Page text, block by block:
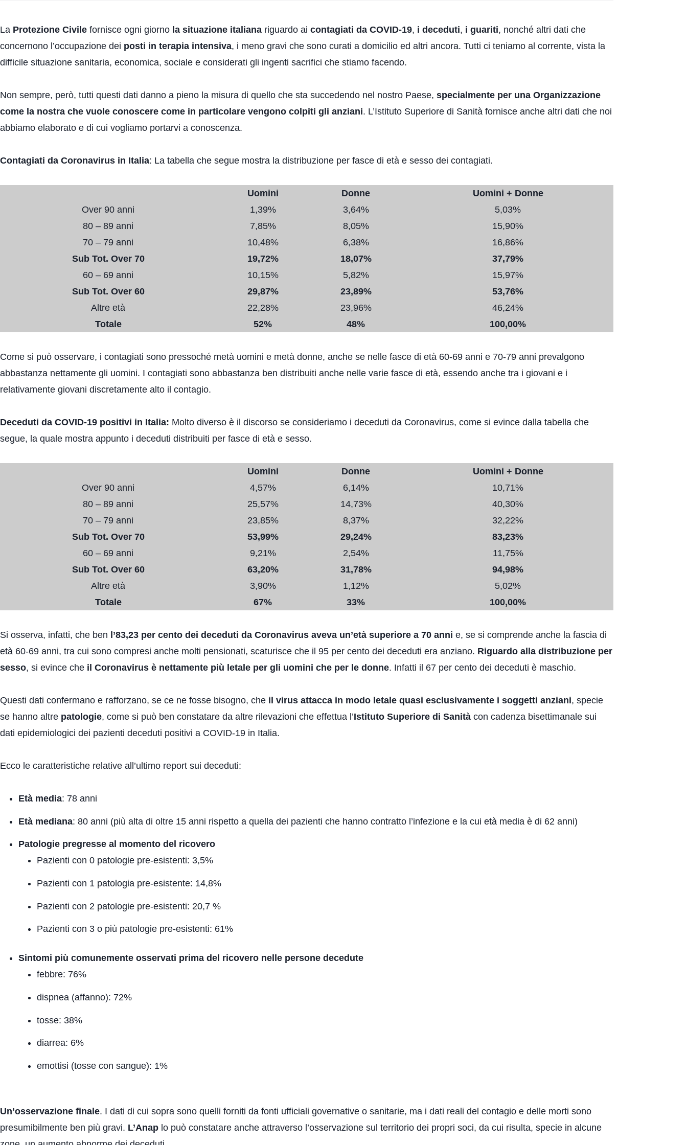
La Protezione Civile fornisce ogni giorno la situazione italiana riguardo ai contagiati da COVID-19, i deceduti, i guariti, nonché altri dati che
concernono l’occupazione dei posti in terapia intensiva, i meno gravi che sono curati a domicilio ed altri ancora. Tutti ci teniamo al corrente, vista la
difficile situazione sanitaria, economica, sociale e considerati gli ingenti sacrifici che stiamo facendo.
Non sempre, però, tutti questi dati danno a pieno la misura di quello che sta succedendo nel nostro Paese, specialmente per una Organizzazione
come la nostra che vuole conoscere come in particolare vengono colpiti gli anziani. L’Istituto Superiore di Sanità fornisce anche altri dati che noi
abbiamo elaborato e di cui vogliamo portarvi a conoscenza.
Contagiati da Coronavirus in Italia: La tabella che segue mostra la distribuzione per fasce di età e sesso dei contagiati.
Uomini Donne
Uomini + Donne
Over 90 anni
1,39% 3,64%
5,03%
80 – 89 anni
7,85% 8,05%
15,90%
70 – 79 anni
10,48% 6,38%
16,86%
Sub Tot. Over 70
19,72% 18,07%
37,79%
60 – 69 anni
10,15% 5,82%
15,97%
Sub Tot. Over 60
29,87% 23,89%
53,76%
Altre età
22,28% 23,96%
46,24%
Totale
52% 48% 100,00%
Come si può osservare, i contagiati sono pressoché metà uomini e metà donne, anche se nelle fasce di età 60-69 anni e 70-79 anni prevalgono
abbastanza nettamente gli uomini. I contagiati sono abbastanza ben distribuiti anche nelle varie fasce di età, essendo anche tra i giovani e i
relativamente giovani discretamente alto il contagio.
Deceduti da COVID-19 positivi in Italia: Molto diverso è il discorso se consideriamo i deceduti da Coronavirus, come si evince dalla tabella che
segue, la quale mostra appunto i deceduti distribuiti per fasce di età e sesso.
Uomini Donne
Uomini + Donne
Over 90 anni
4,57% 6,14%
10,71%
80 – 89 anni
25,57% 14,73%
40,30%
70 – 79 anni
23,85% 8,37%
32,22%
Sub Tot. Over 70
53,99% 29,24%
83,23%
60 – 69 anni
9,21% 2,54%
11,75%
Sub Tot. Over 60
63,20% 31,78%
94,98%
Altre età
3,90% 1,12%
5,02%
Totale
67% 33% 100,00%
Si osserva, infatti, che ben l’83,23 per cento dei deceduti da Coronavirus aveva un’età superiore a 70 anni e, se si comprende anche la fascia di
età 60-69 anni, tra cui sono compresi anche molti pensionati, scaturisce che il 95 per cento dei deceduti era anziano. Riguardo alla distribuzione per
sesso, si evince che il Coronavirus è nettamente più letale per gli uomini che per le donne. Infatti il 67 per cento dei deceduti è maschio.
Questi dati confermano e rafforzano, se ce ne fosse bisogno, che il virus attacca in modo letale quasi esclusivamente i soggetti anziani, specie
se hanno altre patologie, come si può ben constatare da altre rilevazioni che effettua l’Istituto Superiore di Sanità con cadenza bisettimanale sui
dati epidemiologici dei pazienti deceduti positivi a COVID-19 in Italia.
Ecco le caratteristiche relative all’ultimo report sui deceduti:
Età media: 78 anni
Età mediana: 80 anni (più alta di oltre 15 anni rispetto a quella dei pazienti che hanno contratto l’infezione e la cui età media è di 62 anni)
Patologie pregresse al momento del ricovero
Pazienti con 0 patologie pre-esistenti: 3,5%
Pazienti con 1 patologia pre-esistente: 14,8%
Pazienti con 2 patologie pre-esistenti: 20,7 %
Pazienti con 3 o più patologie pre-esistenti: 61%
Sintomi più comunemente osservati prima del ricovero nelle persone decedute
febbre: 76%
dispnea (affanno): 72%
tosse: 38%
diarrea: 6%
emottisi (tosse con sangue): 1%
Un’osservazione finale. I dati di cui sopra sono quelli forniti da fonti ufficiali governative o sanitarie, ma i dati reali del contagio e delle morti sono
presumibilmente ben più gravi. L’Anap lo può constatare anche attraverso l’osservazione sul territorio dei propri soci, da cui risulta, specie in alcune